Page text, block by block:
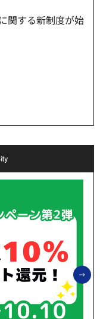
関する新制度が始